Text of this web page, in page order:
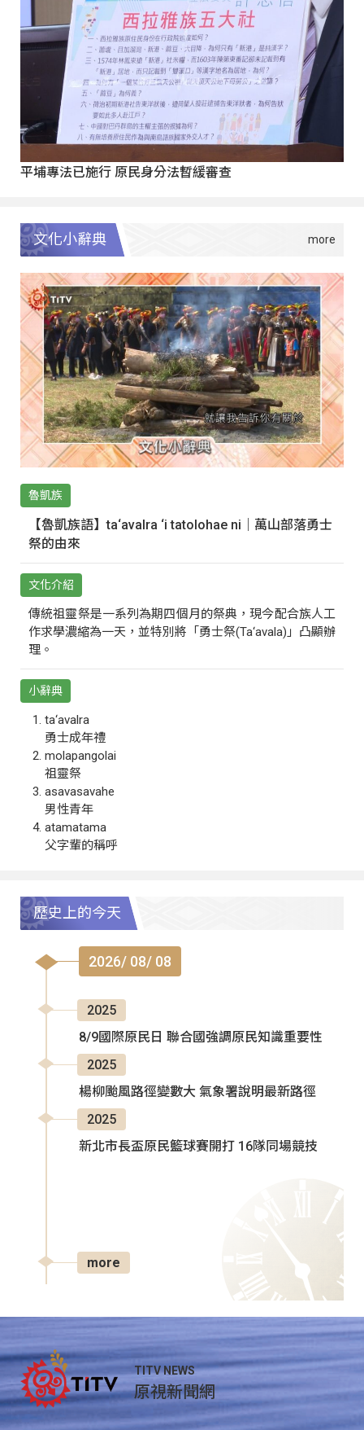
平埔專法已施行 原民身分法暫緩審查
文化小辭典
魯凱族
【魯凱族語】ta‘avalra ‘i tatolohae ni｜萬山部落勇士
祭的由來
文化介紹
傳統祖靈祭是一系列為期四個月的祭典，現今配合族人工
作求學濃縮為一天，並特別將「勇士祭(Ta‘avala)」凸顯辦
理。
小辭典
ta‘avalra
勇士成年禮
molapangolai
祖靈祭
asavasavahe
男性青年
atamatama
父字輩的稱呼
歷史上的今天
2026/ 08/ 08
2025
8/9國際原民日 聯合國強調原民知識重要性
2025
楊柳颱風路徑變數大 氣象署說明最新路徑
2025
新北市長盃原民籃球賽開打 16隊同場競技
more
TITV NEWS
原視新聞網